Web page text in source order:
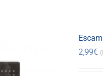
2,99€